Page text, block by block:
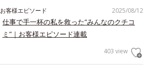
2025/08/12
お客様エピソード
仕事で手一杯の私を救った“みんなのクチコ
ミ”｜お客様エピソード連載
403 view